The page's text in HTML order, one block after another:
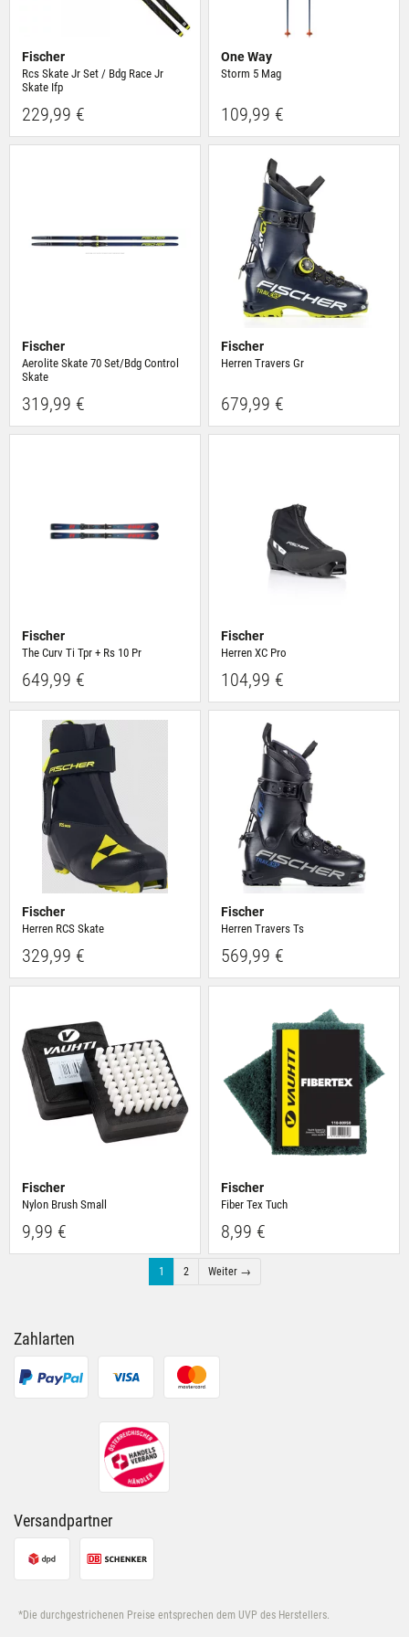
Fischer
Rcs Skate Jr Set / Bdg Race Jr
Skate Ifp
229,99 €
One Way
Storm 5 Mag
109,99 €
Fischer
Aerolite Skate 70 Set/Bdg Control
Skate
319,99 €
Fischer
Herren Travers Gr
679,99 €
Fischer
The Curv Ti Tpr + Rs 10 Pr
649,99 €
Fischer
Herren XC Pro
104,99 €
Fischer
Herren RCS Skate
329,99 €
Fischer
Herren Travers Ts
569,99 €
Fischer
Nylon Brush Small
9,99 €
Fischer
Fiber Tex Tuch
8,99 €
1 2 Weiter →
Zahlarten
Versandpartner
*Die durchgestrichenen Preise entsprechen dem UVP des Herstellers.